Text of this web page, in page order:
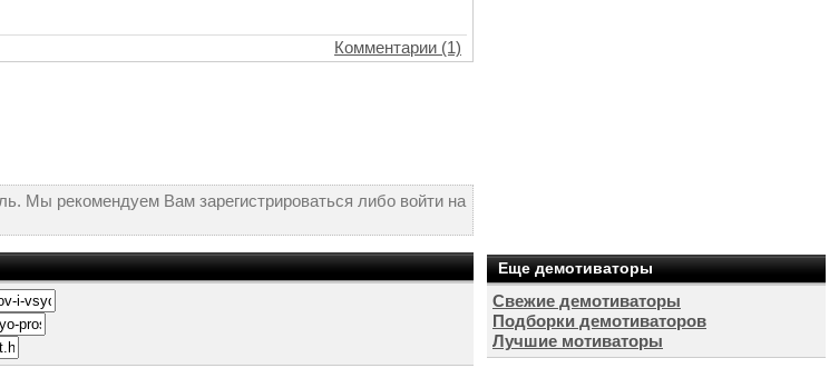
Комментарии (1)
Мы рекомендуем Вам зарегистрироваться либо войти на
Еще демотиваторы
Свежие демотиваторы
Подборки демотиваторов
Лучшие мотиваторы